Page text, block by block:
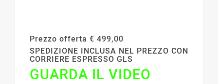
Prezzo offerta € 499,00
SPEDIZIONE INCLUSA NEL PREZZO CON
CORRIERE ESPRESSO GLS
GUARDA IL VIDEO